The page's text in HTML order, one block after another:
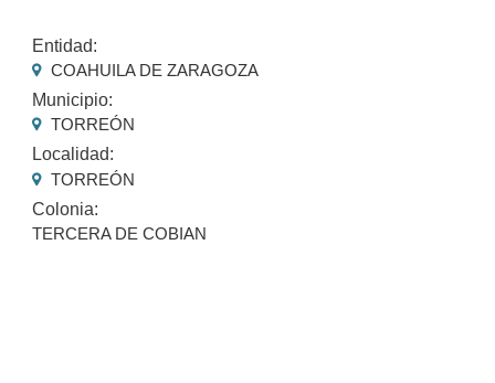
Entidad:
COAHUILA DE ZARAGOZA
Municipio:
TORREÓN
Localidad:
TORREÓN
Colonia:
TERCERA DE COBIAN